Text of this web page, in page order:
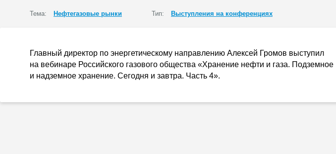
Тема: Нефтегазовые рынки Тип: Выступления на конференциях
Главный директор по энергетическому направлению Алексей Громов выступил
на вебинаре Российского газового общества «Хранение нефти и газа. Подземное
и надземное хранение. Сегодня и завтра. Часть 4».